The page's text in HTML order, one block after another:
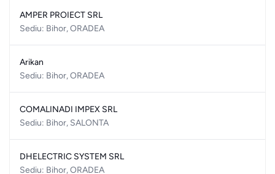
AMPER PROIECT SRL
Sediu: Bihor, ORADEA
Arikan
Sediu: Bihor, ORADEA
COMALINADI IMPEX SRL
Sediu: Bihor, SALONTA
DHELECTRIC SYSTEM SRL
Sediu: Bihor, ORADEA